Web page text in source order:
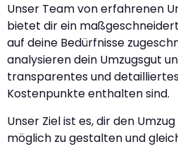
Unser Team von erfahrenen
bietet dir ein
auf deine Bedürfnisse
analysieren dein Umzugsgut
transparentes und
Kostenpunkte enthalten sind.
Unser Ziel ist es, dir den
möglich zu gestalten und